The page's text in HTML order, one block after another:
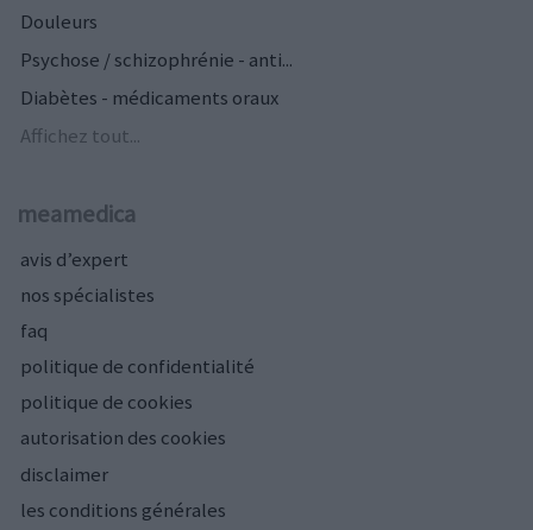
Douleurs
Psychose / schizophrénie - anti...
Diabètes - médicaments oraux
Affichez tout...
meamedica
avis d’expert
nos spécialistes
faq
politique de confidentialité
politique de cookies
autorisation des cookies
disclaimer
les conditions générales